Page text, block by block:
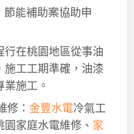
節能補助案協助申
行在桃園地區從事油
施工工期準確，油漆
施工。
修： 金豐水電冷氣工
家庭水電維修、 家